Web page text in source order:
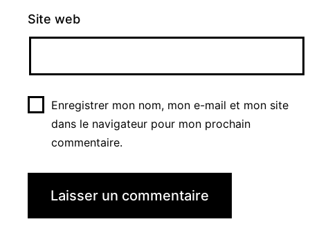
Site web
Enregistrer mon nom, mon e-mail et mon site
dans le navigateur pour mon prochain
commentaire.